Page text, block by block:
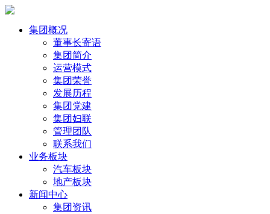
集团概况
董事长寄语
集团简介
运营模式
集团荣誉
发展历程
集团党建
集团妇联
管理团队
联系我们
业务板块
汽车板块
地产板块
新闻中心
集团资讯